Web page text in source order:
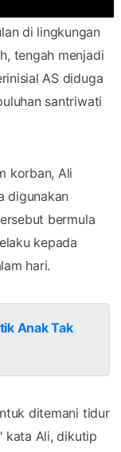
di lingkungan
tengah menjadi
AS diduga
santriwati
korban, Ali
digunakan
bermula
kepada
hari.
Anak Tak
ditemani tidur
kata Ali, dikutip